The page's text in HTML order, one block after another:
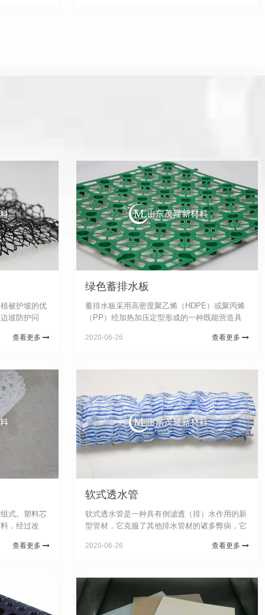
被护坡的优
坡防护问
来出现的三
查看更多
绿色蓄排水板
蓄排水板采用高密度聚乙烯（HDPE）或聚丙烯
（PP）经加热加压定型形成的一种既能营造具
的一种轻型板材。该种板材自身就具有蓄水、排
查看更多
2020-06-26
式。塑料芯
，经过改
在结点上熔
查看更多
软式透水管
软式透水管是一种具有倒滤透（排）水作用的新
型管材，它克服了其他排水管材的诸多弊病，它
水为一体，具有工程设计要求的耐压、透水及反
查看更多
2020-06-26